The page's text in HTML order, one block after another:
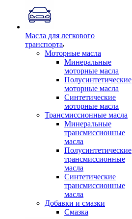
Масла для легкового
транспорта
Моторные масла
Минеральные
моторные масла
Полусинтетические
моторные масла
Синтетические
моторные масла
Трансмиссионные масла
Минеральные
трансмиссионные
масла
Полусинтетические
трансмиссионные
масла
Синтетические
трансмиссионные
масла
Добавки и смазки
Смазка